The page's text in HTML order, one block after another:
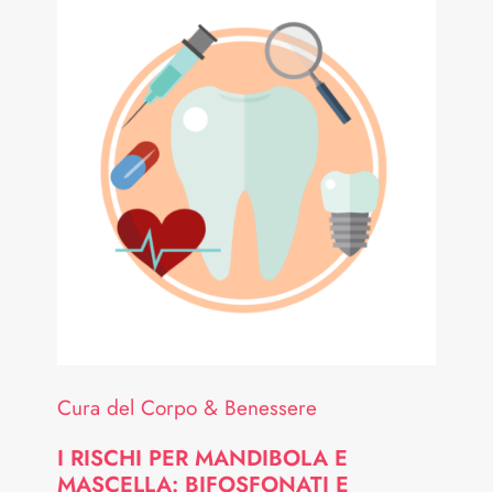
Cura del Corpo & Benessere
I RISCHI PER MANDIBOLA E
MASCELLA: BIFOSFONATI E